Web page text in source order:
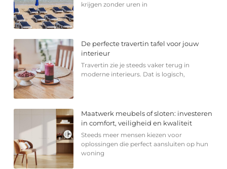
krijgen zonder uren in
De perfecte travertin tafel voor jouw
interieur
Travertin zie je steeds vaker terug in
moderne interieurs. Dat is logisch,
Maatwerk meubels of sloten: investeren
in comfort, veiligheid en kwaliteit
Steeds meer mensen kiezen voor
oplossingen die perfect aansluiten op hun
woning